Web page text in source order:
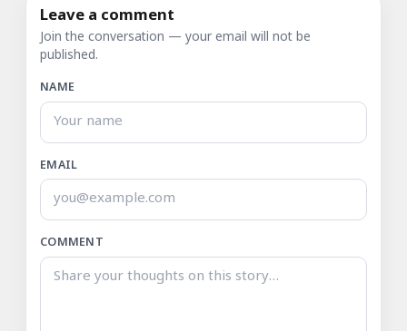
Leave a comment
Join the conversation — your email will not be
published.
NAME
EMAIL
COMMENT